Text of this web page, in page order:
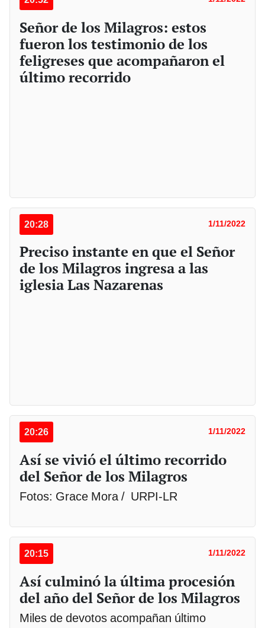
Señor de los Milagros: estos
fueron los testimonio de los
feligreses que acompañaron el
último recorrido
20:28 1/11/2022
Preciso instante en que el Señor
de los Milagros ingresa a las
iglesia Las Nazarenas
20:26 1/11/2022
Así se vivió el último recorrido
del Señor de los Milagros
Fotos: Grace Mora / URPI-LR
20:15 1/11/2022
Así culminó la última procesión
del año del Señor de los Milagros
Miles de devotos acompañan último